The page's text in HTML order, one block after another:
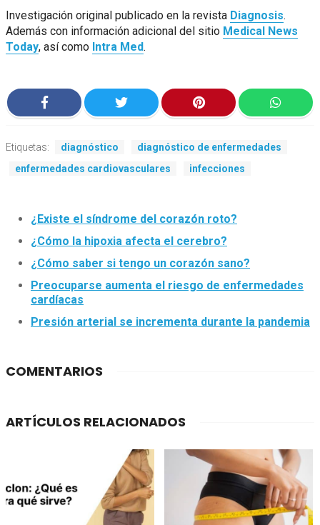
Investigación original publicado en la revista Diagnosis.
Además con información adicional del sitio Medical News
Today, así como Intra Med.
Etiquetas: diagnóstico
diagnóstico de enfermedades
enfermedades cardiovasculares
infecciones
¿Existe el síndrome del corazón roto?
¿Cómo la hipoxia afecta el cerebro?
¿Cómo saber si tengo un corazón sano?
Preocuparse aumenta el riesgo de enfermedades
cardíacas
Presión arterial se incrementa durante la pandemia
COMENTARIOS
ARTÍCULOS RELACIONADOS